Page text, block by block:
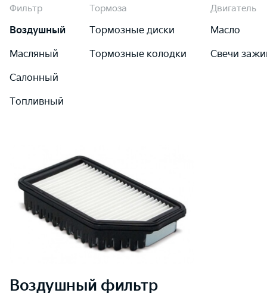
Фильтр
Воздушный
Масляный
Салонный
Топливный
Тормоза
Тормозные диски
Тормозные колодки
Двигатель
Масло
Свечи
Воздушный фильтр